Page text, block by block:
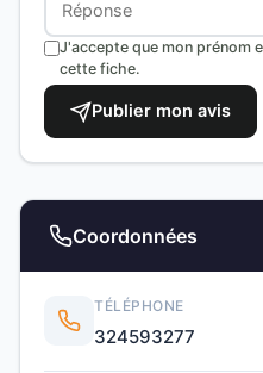
J'accepte que mon prénom
cette fiche.
Publier mon avis
Coordonnées
TÉLÉPHONE
324593277